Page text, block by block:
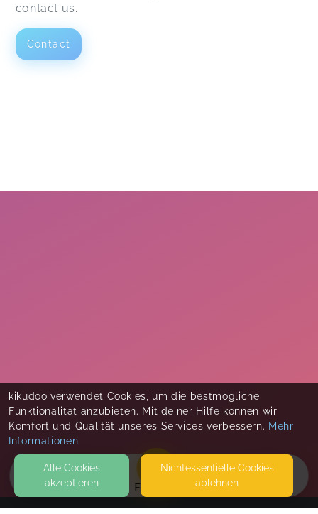
EVENTS
contact us.
Contact
kikudoo verwendet Cookies, um die bestmögliche
Funktionalität anzubieten. Mit deiner Hilfe können wir
Komfort und Qualität unseres Services verbessern. Mehr
Informationen
Alle Cookies
akzeptieren
Nicht­essentielle Cookies
ablehnen